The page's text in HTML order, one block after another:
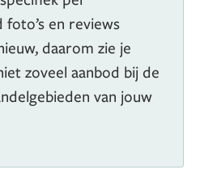
foto’s en reviews
daarom zie je
zoveel aanbod bij de
van jouw